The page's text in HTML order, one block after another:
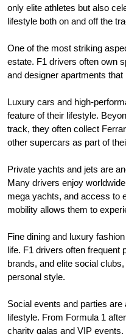
only elite athletes but also
lifestyle both on and off the
One of the most striking
estate. F1 drivers often own
and designer apartments
Luxury cars and high-
feature of their lifestyle.
track, they often collect
other supercars as part of
Private yachts and jets are
Many drivers enjoy
mega yachts, and access to
mobility allows them to
Fine dining and luxury
life. F1 drivers often frequent
brands, and elite social
personal style.
Social events and parties
lifestyle. From Formula 1
charity galas and VIP